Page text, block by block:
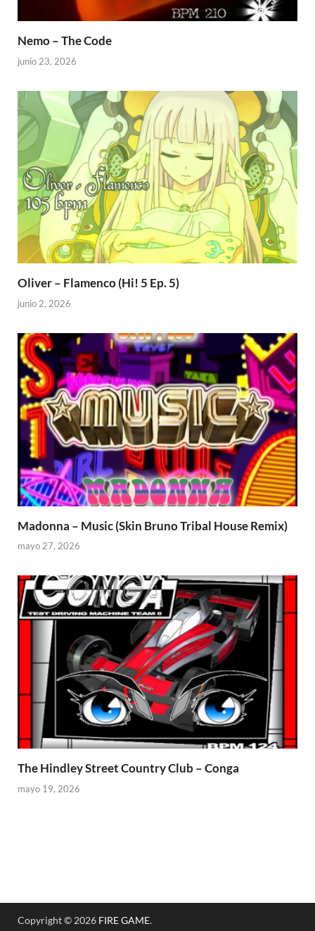
Nemo – The Code
junio 23, 2026
Oliver – Flamenco (Hi! 5 Ep. 5)
junio 2, 2026
Madonna – Music (Skin Bruno Tribal House Remix)
mayo 27, 2026
The Hindley Street Country Club – Conga
mayo 19, 2026
Copyright © 2026 FIRE GAME.